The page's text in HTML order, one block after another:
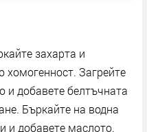
захарта и
Загрейте
и добавете белтъчната
Бъркайте на водна
и добавете маслото.